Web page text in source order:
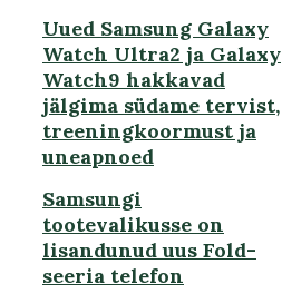
Uued Samsung Galaxy
Watch Ultra2 ja Galaxy
Watch9 hakkavad
jälgima südame tervist,
treeningkoormust ja
uneapnoed
Samsungi
tootevalikusse on
lisandunud uus Fold-
seeria telefon